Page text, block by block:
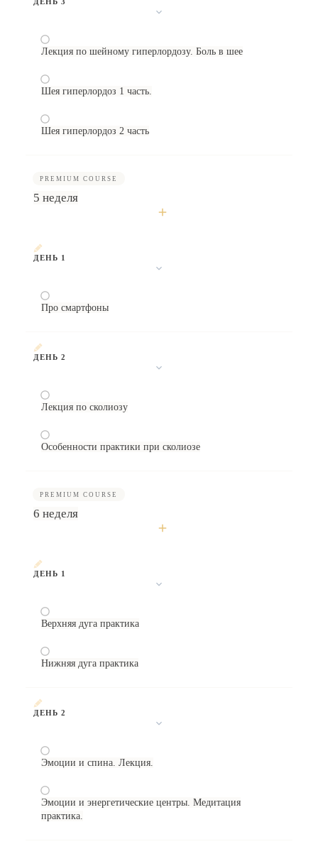
Лекция по шейному гиперлордозу. Боль в шее
Шея гиперлордоз 1 часть.
Шея гиперлордоз 2 часть
PREMIUM COURSE
5 неделя
ДЕНЬ 1
Про смартфоны
ДЕНЬ 2
Лекция по сколиозу
Особенности практики при сколиозе
PREMIUM COURSE
6 неделя
ДЕНЬ 1
Верхняя дуга практика
Нижняя дуга практика
ДЕНЬ 2
Эмоции и спина. Лекция.
Эмоции и энергетические центры. Медитация
практика.